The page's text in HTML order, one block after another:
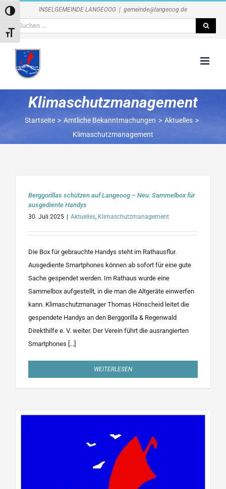
Zum
springen
INSELGEMEINDE LANGEOOG | gemeinde@langeoog.de
Suche
nach:
Klimaschutzmanagement
Startseite Amtliche Bekanntmachungen
Aktuelles
Klimaschutzmanagement
Umschalten auf hohe Kontraste
Schrift vergrößern
Berggorillas schützen auf Langeoog – Neu: Sammelbox für
ausgediente Handys
30. Juli 2025 Aktuelles, Klimaschutzmanagement
Die Box für gebrauchte Handys steht im Rathausflur.
Ausgediente Smartphones können ab sofort für eine gute
Sache gespendet werden. Im Rathaus wurde eine
Sammelbox aufgestellt, in die man die Altgeräte einwerfen
kann. Klimaschutzmanager Thomas Hönscheid leitet die
gespendete Handys an den Berggorilla & Regenwald
Direkthilfe e. V. weiter. Der Verein führt die ausrangierten
Smartphones [...]
WEITERLESEN